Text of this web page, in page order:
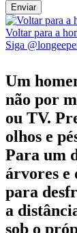
Voltar para a
Siga
Um
não por
ou TV.
olhos e
Para um
árvores e
para
a
sob o